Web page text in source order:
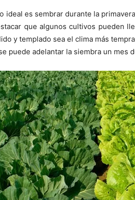
ideal es sembrar durante la
que algunos cultivos pueden
y templado sea el clima más
puede adelantar la siembra un mes